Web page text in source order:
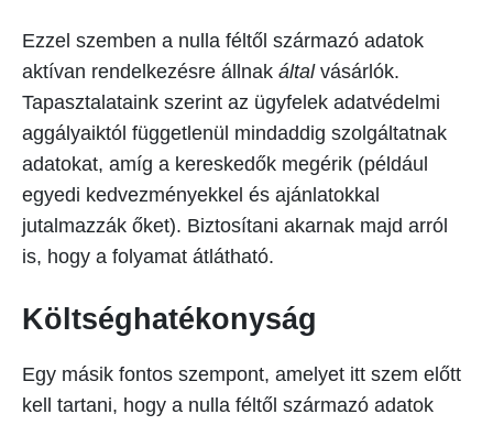
Ezzel szemben a nulla féltől származó adatok
aktívan rendelkezésre állnak általvásárlók.
Tapasztalataink szerint az ügyfelek adatvédelmi
aggályaiktól függetlenül mindaddig szolgáltatnak
adatokat, amíg a kereskedők megérik (például
egyedi kedvezményekkel és ajánlatokkal
jutalmazzák őket). Biztosítani akarnak majd arról
is, hogy a folyamat átlátható.
Költséghatékonyság
Egy másik fontos szempont, amelyet itt szem előtt
kell tartani, hogy a nulla féltől származó adatok